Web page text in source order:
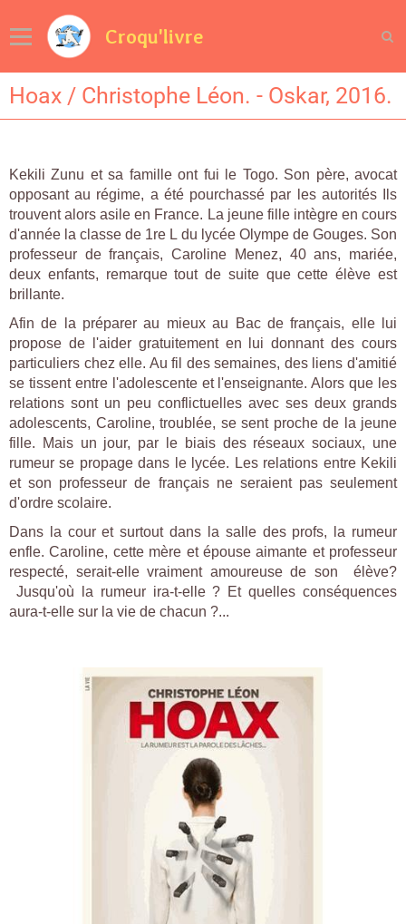
Croqu'livre
Hoax / Christophe Léon. - Oskar, 2016.
Kekili Zunu et sa famille ont fui le Togo. Son père, avocat
opposant au régime, a été pourchassé par les autorités Ils
trouvent alors asile en France. La jeune fille intègre en cours
d'année la classe de 1re L du lycée Olympe de Gouges. Son
professeur de français, Caroline Menez, 40 ans, mariée,
deux enfants, remarque tout de suite que cette élève est
brillante.
Afin de la préparer au mieux au Bac de français, elle lui
propose de l'aider gratuitement en lui donnant des cours
particuliers chez elle. Au fil des semaines, des liens d'amitié
se tissent entre l'adolescente et l'enseignante. Alors que les
relations sont un peu conflictuelles avec ses deux grands
adolescents, Caroline, troublée, se sent proche de la jeune
fille. Mais un jour, par le biais des réseaux sociaux, une
rumeur se propage dans le lycée. Les relations entre Kekili
et son professeur de français ne seraient pas seulement
d'ordre scolaire.
Dans la cour et surtout dans la salle des profs, la rumeur
enfle. Caroline, cette mère et épouse aimante et professeur
respecté, serait-elle vraiment amoureuse de son élève?
Jusqu'où la rumeur ira-t-elle ? Et quelles conséquences
aura-t-elle sur la vie de chacun ?...